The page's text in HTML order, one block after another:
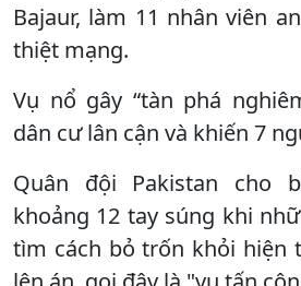
Bajaur, làm 11 nhân viên
thiệt mạng.
Vụ nổ gây “tàn phá
dân cư lân cận và khiến 7
Quân đội Pakistan cho
khoảng 12 tay súng khi
tìm cách bỏ trốn khỏi hiện